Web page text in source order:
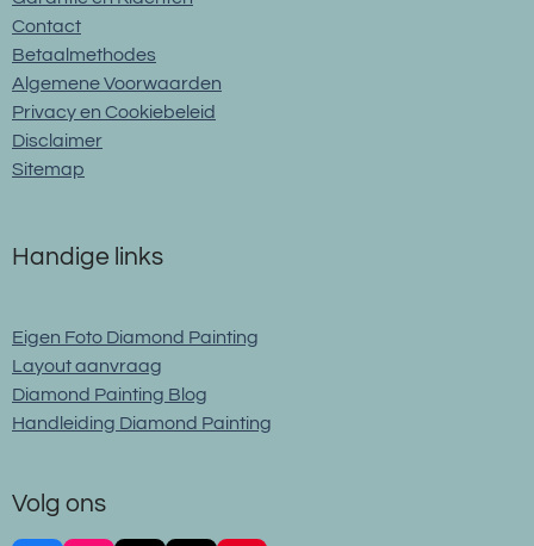
Contact
Betaalmethodes
Algemene Voorwaarden
Privacy en Cookiebeleid
Disclaimer
Sitemap
Handige links
Eigen Foto Diamond Painting
Layout aanvraag
Diamond Painting Blog
Handleiding Diamond Painting
Volg ons